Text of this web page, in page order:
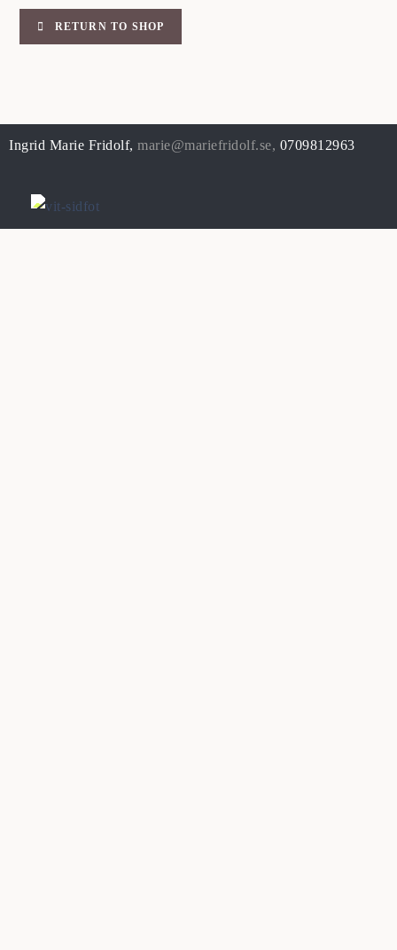
RETURN TO SHOP
Ingrid Marie Fridolf, marie@mariefridolf.se, 0709812963